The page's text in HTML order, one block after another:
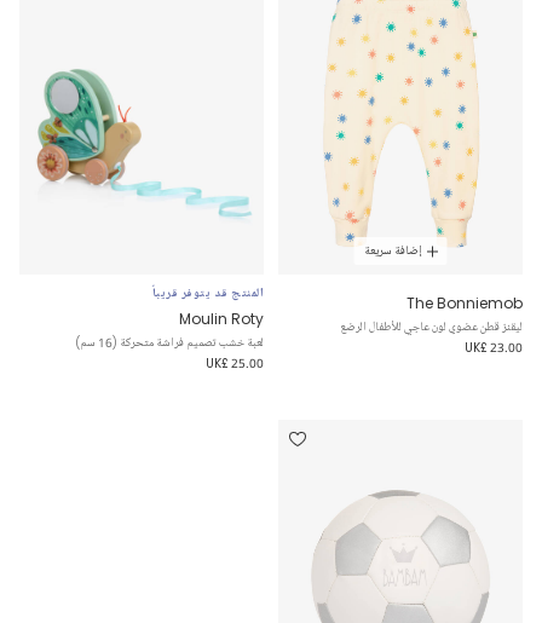
إضافة سريعة
The Bonniemob
ليقنز قطن عضوي لون عاجي للأطفال الرضع
UK£ 23.00
المنتج قد يتوفر قريباً
Moulin Roty
لعبة خشب تصميم فراشة متحركة (16 سم)
UK£ 25.00